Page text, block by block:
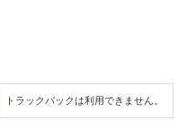
トラックバックは利用できません。